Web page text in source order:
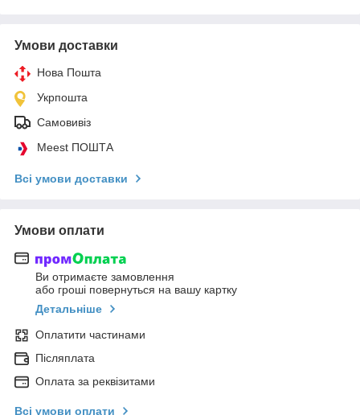
Умови доставки
Нова Пошта
Укрпошта
Самовивіз
Meest ПОШТА
Всі умови доставки
Умови оплати
Ви отримаєте замовлення
або гроші повернуться на вашу картку
Детальніше
Оплатити частинами
Післяплата
Оплата за реквізитами
Всі умови оплати